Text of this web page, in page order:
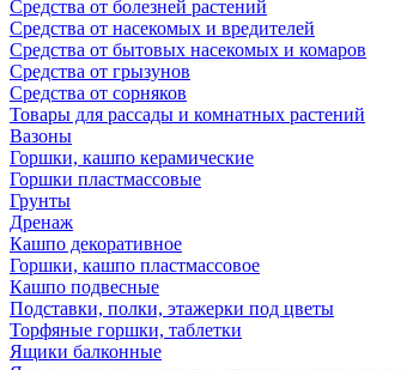
Средства от болезней растений
Средства от насекомых и вредителей
Средства от бытовых насекомых и комаров
Средства от грызунов
Средства от сорняков
Товары для рассады и комнатных растений
Вазоны
Горшки, кашпо керамические
Горшки пластмассовые
Грунты
Дренаж
Кашпо декоративное
Горшки, кашпо пластмассовое
Кашпо подвесные
Подставки, полки, этажерки под цветы
Торфяные горшки, таблетки
Ящики балконные